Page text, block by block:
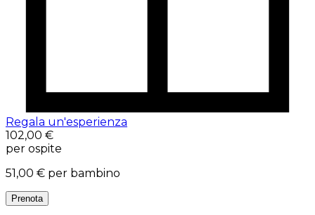
Regala un'esperienza
102,00 €
per ospite
51,00 € per bambino
Prenota